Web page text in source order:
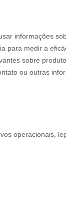
informações
para medir a
sobre
ou outras
operacionais,